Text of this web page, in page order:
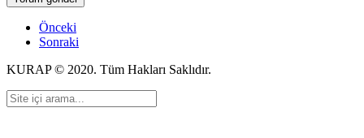
Önceki
Sonraki
KURAP © 2020. Tüm Hakları Saklıdır.